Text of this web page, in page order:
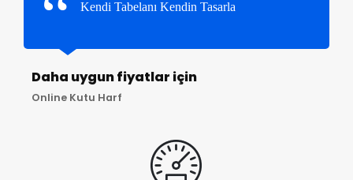
Kendi Tabelanı Kendin Tasarla
Daha uygun fiyatlar için
Online Kutu Harf